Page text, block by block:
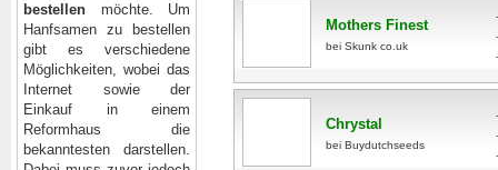
bestellen möchte. Um
Hanfsamen zu bestellen
gibt es verschiedene
Möglichkeiten, wobei das
Internet sowie der
Einkauf in einem
Reformhaus die
bekanntesten darstellen.
Mothers Finest
bei Skunk co.uk
Chrystal
bei Buydutchseeds